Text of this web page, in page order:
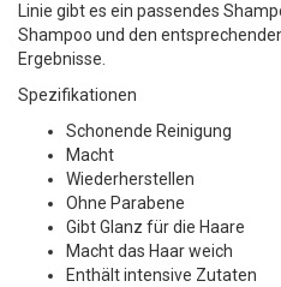
Linie gibt es ein passendes
Shampoo und den
Ergebnisse.
Spezifikationen
Schonende Reinigung
Macht
Wiederherstellen
Ohne Parabene
Gibt Glanz für die Haare
Macht das Haar weich
Enthält intensive Zutaten